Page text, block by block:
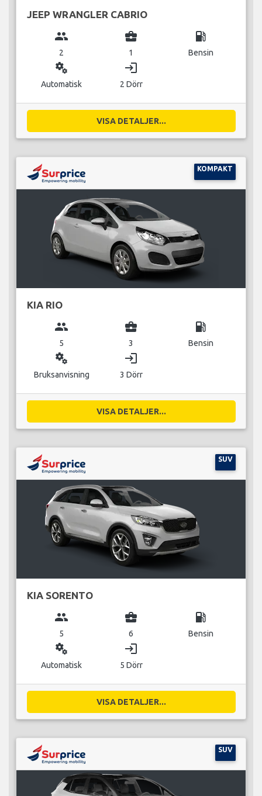
JEEP WRANGLER CABRIO
group
2
business_center
1
local_gas_station
Bensin
miscellaneous_services
Automatisk
login
2 Dörr
VISA DETALJER...
KOMPAKT
KIA RIO
group
5
business_center
3
local_gas_station
Bensin
miscellaneous_services
Bruksanvisning
login
3 Dörr
VISA DETALJER...
SUV
KIA SORENTO
group
5
business_center
6
local_gas_station
Bensin
miscellaneous_services
Automatisk
login
5 Dörr
VISA DETALJER...
SUV